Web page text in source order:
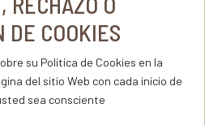
DE COOKIES
su Política de Cookies en la
del sitio Web con cada inicio de
sea consciente